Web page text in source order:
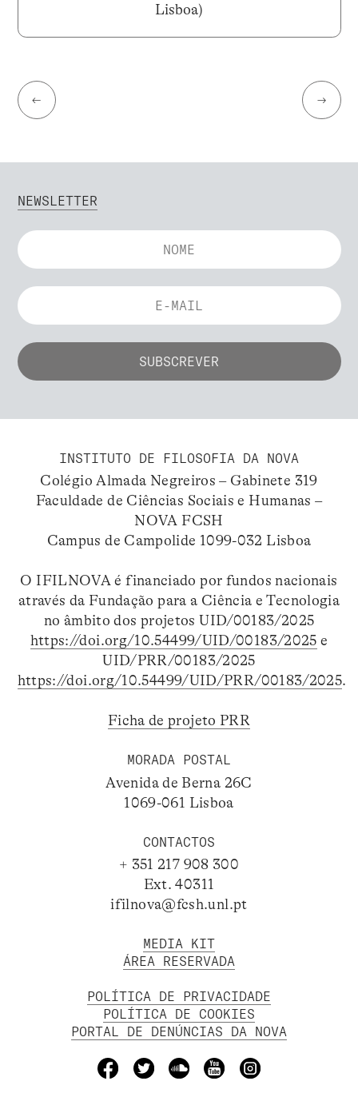
Lisboa)
← →
NEWSLETTER
INSTITUTO DE FILOSOFIA DA NOVA
Colégio Almada Negreiros – Gabinete 319
Faculdade de Ciências Sociais e Humanas –
NOVA FCSH
Campus de Campolide 1099-032 Lisboa
O IFILNOVA é financiado por fundos nacionais
através da Fundação para a Ciência e Tecnologia
no âmbito dos projetos UID/00183/2025
https://doi.org/10.54499/UID/00183/2025 e
UID/PRR/00183/2025
https://doi.org/10.54499/UID/PRR/00183/2025.
Ficha de projeto PRR
MORADA POSTAL
Avenida de Berna 26C
1069-061 Lisboa
CONTACTOS
+ 351 217 908 300
Ext. 40311
ifilnova@fcsh.unl.pt
MEDIA KIT
ÁREA RESERVADA
POLÍTICA DE PRIVACIDADE
POLÍTICA DE COOKIES
PORTAL DE DENÚNCIAS DA NOVA